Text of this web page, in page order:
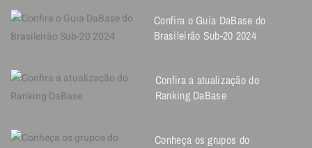
Confira o Guia DaBase do
Brasileirão Sub-20 2024
Confira a atualização do
Ranking DaBase
Conheça os grupos do